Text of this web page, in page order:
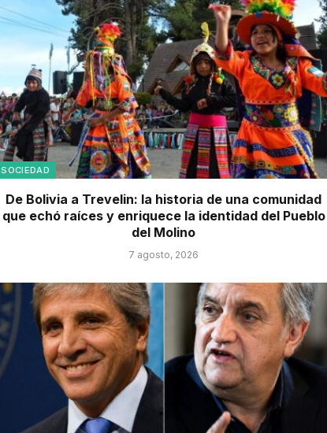
SOCIEDAD
De Bolivia a Trevelin: la historia de una comunidad
que echó raíces y enriquece la identidad del Pueblo
del Molino
7 agosto, 2026